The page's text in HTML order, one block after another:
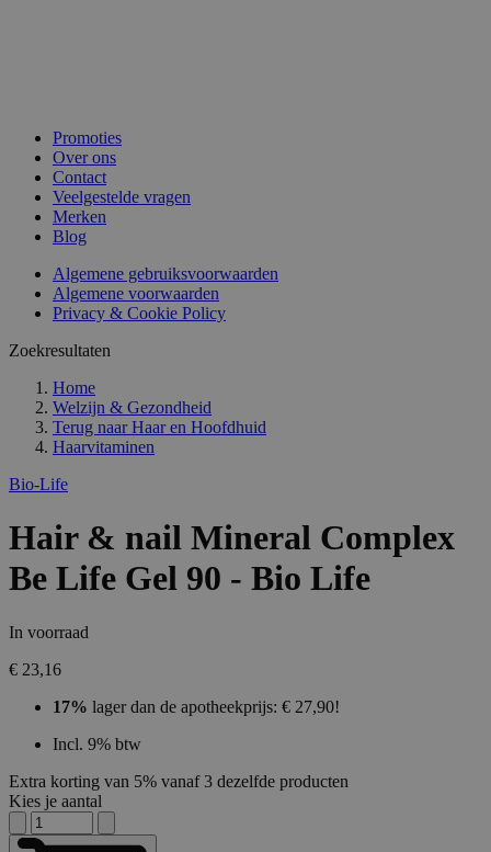
Promoties
Over ons
Contact
Veelgestelde vragen
Merken
Blog
Algemene gebruiksvoorwaarden
Algemene voorwaarden
Privacy & Cookie Policy
Zoekresultaten
Home
Welzijn & Gezondheid
Terug naar Haar en Hoofdhuid
Haarvitaminen
Bio-Life
Hair & nail Mineral Complex
Be Life Gel 90 - Bio Life
In voorraad
€ 23,16
17% lager dan de apotheekprijs: € 27,90!
Incl. 9% btw
Extra korting van 5% vanaf 3 dezelfde producten
Kies je aantal